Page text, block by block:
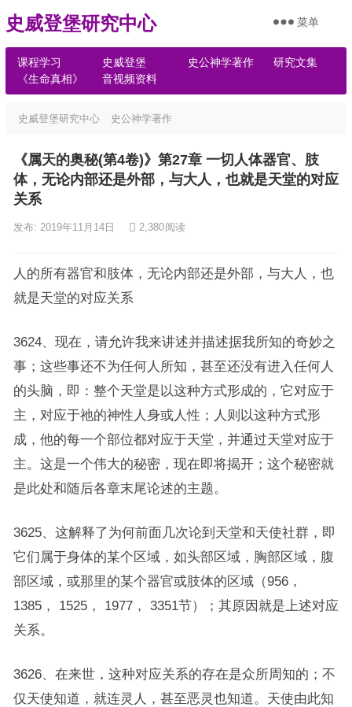
史威登堡研究中心
课程学习 史威登堡 史公神学著作
研究文集
《生命真相》
音视频资料
菜单
史威登堡研究中心 史公神学著作
《属天的奥秘(第4卷)》第27章 一切人体器官、肢
体，无论内部还是外部，与大人，也就是天堂的对应
关系
发布: 2019年11月14日 2,380阅读
人的所有器官和肢体，无论内部还是外部，与大人，也
就是天堂的对应关系
3624、现在，请允许我来讲述并描述据我所知的奇妙之
事；这些事还不为任何人所知，甚至还没有进入任何人
的头脑，即：整个天堂是以这种方式形成的，它对应于
主，对应于祂的神性人身或人性；人则以这种方式形
成，他的每一个部位都对应于天堂，并通过天堂对应于
主。这是一个伟大的秘密，现在即将揭开；这个秘密就
是此处和随后各章末尾论述的主题。
3625、这解释了为何前面几次论到天堂和天使社群，即
它们属于身体的某个区域，如头部区域，胸部区域，腹
部区域，或那里的某个器官或肢体的区域（956，
1385， 1525， 1977， 3351节）；其原因就是上述对应
关系。
3626、在来世，这种对应关系的存在是众所周知的；不
仅天使知道，就连灵人，甚至恶灵也知道。天使由此知